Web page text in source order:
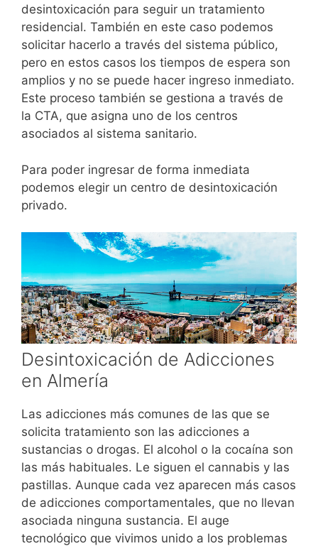
desintoxicación para seguir un tratamiento
residencial. También en este caso podemos
solicitar hacerlo a través del sistema público,
pero en estos casos los tiempos de espera son
amplios y no se puede hacer ingreso inmediato.
Este proceso también se gestiona a través de
la CTA, que asigna uno de los centros
asociados al sistema sanitario.
Para poder ingresar de forma inmediata
podemos elegir un centro de desintoxicación
privado.
Desintoxicación de Adicciones
en Almería
Las adicciones más comunes de las que se
solicita tratamiento son las adicciones a
sustancias o drogas. El alcohol o la cocaína son
las más habituales. Le siguen el cannabis y las
pastillas. Aunque cada vez aparecen más casos
de adicciones comportamentales, que no llevan
asociada ninguna sustancia. El auge
tecnológico que vivimos unido a los problemas